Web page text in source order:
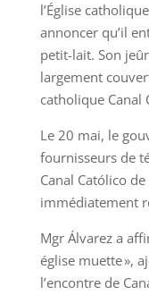
l’Église
annoncer qu’il
petit-lait. Son
largement
catholique Canal
Le 20 mai, le
fournisseurs de
Canal Católico
immédiatement
Mgr Álvarez a
église muette »,
l’encontre de